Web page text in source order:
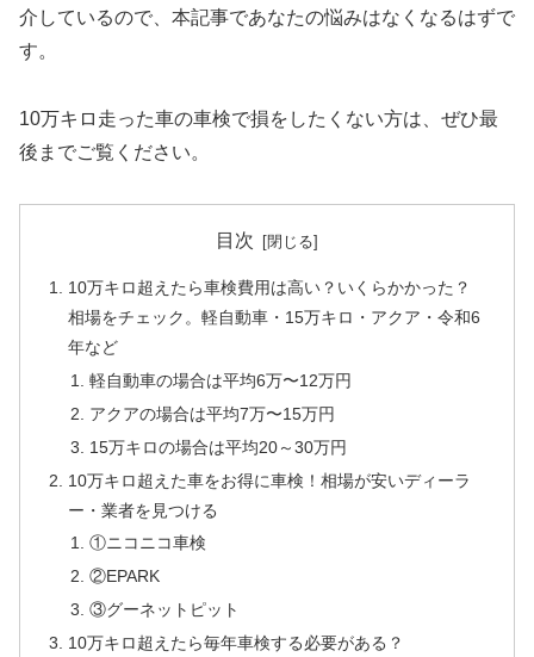
介しているので、本記事であなたの悩みはなくなるはずで
す。
10万キロ走った車の車検で損をしたくない方は、ぜひ最
後までご覧ください。
目次
10万キロ超えたら車検費用は高い？いくらかかった？
相場をチェック。軽自動車・15万キロ・アクア・令和6
年など
軽自動車の場合は平均6万〜12万円
アクアの場合は平均7万〜15万円
15万キロの場合は平均20～30万円
10万キロ超えた車をお得に車検！相場が安いディーラ
ー・業者を見つける
①ニコニコ車検
②EPARK
③グーネットピット
10万キロ超えたら毎年車検する必要がある？